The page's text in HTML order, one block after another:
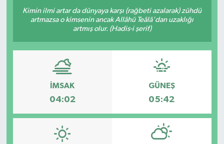
Kimin ilmi artar da dünyaya karşı (rağbeti azalarak) zühdü
artmazsa o kimsenin ancak Allâhü Teâlâ'dan uzaklığı
artmış olur. (Hadis-i şerif)
İMSAK
04:02
GÜNEŞ
05:42